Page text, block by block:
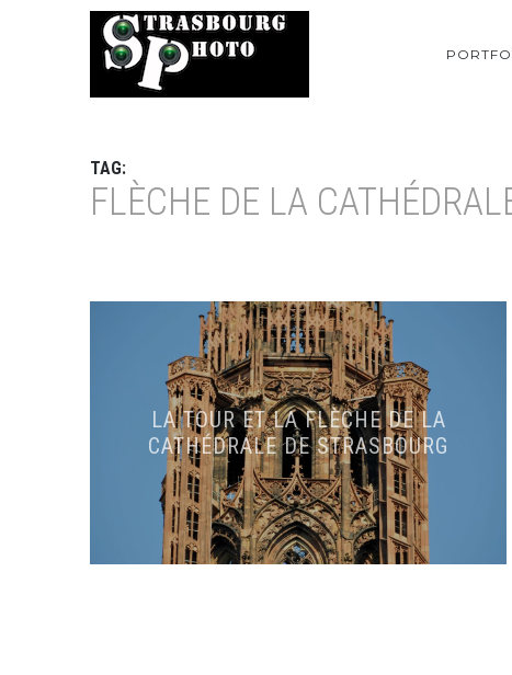
TAG:
FLÈCHE DE LA
LA TOUR ET LA FLÈCHE DE LA
CATHÉDRALE DE STRASBOURG